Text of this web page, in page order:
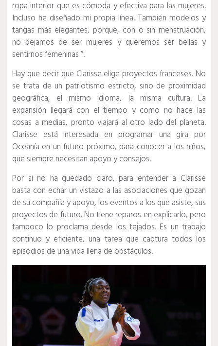
ropa interior que es cómoda y efectiva para las mujeres.
Incluso he diseñado mi propia línea. También modelos y
tangas más elegantes, porque, con o sin menstruación,
no dejamos de ser mujeres y queremos ser bellas y
sentirnos femeninas ”.
Hay que decir que Clarisse elige proyectos franceses. No
se trata de un patriotismo estricto, sino de proximidad
geográfica, el mismo idioma, la misma cultura. La
expansión llegará con el tiempo y como no hace las
cosas a medias, pronto viajará al otro lado del planeta.
Clarisse está interesada en programar una gira por
Oceanía en un futuro próximo, para conocer a los niños,
que siempre necesitan apoyo y consejos.
Por si no ha quedado claro, para entender a Clarisse
basta con echar un vistazo a las asociaciones que gozan
de su compañía y apoyo, los eventos a los que asiste, sus
proyectos de futuro.No tiene reparos en explicarlo, pero
tampoco lo proclama desde los tejados. Es un trabajo
continuo y eficiente, una tarea que captura todos los
episodios de una vida llena de obstáculos.